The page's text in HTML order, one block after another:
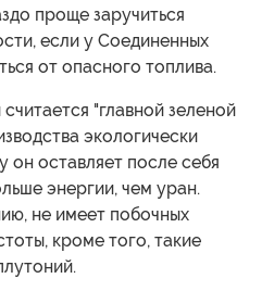
проще заручиться
если у Соединенных
от опасного топлива.
"главной зеленой
экологически
он оставляет после себя
энергии, чем уран.
не имеет побочных
кроме того, такие